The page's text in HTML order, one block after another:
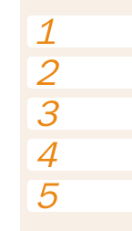
１
２
３
４
５